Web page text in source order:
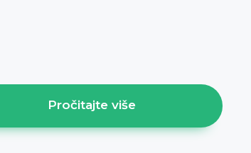
Pročitajte više